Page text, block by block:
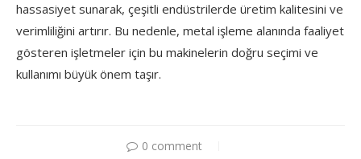
hassasiyet sunarak, çeşitli endüstrilerde üretim kalitesini ve
verimliliğini artırır. Bu nedenle, metal işleme alanında faaliyet
gösteren işletmeler için bu makinelerin doğru seçimi ve
kullanımı büyük önem taşır.
0 comment